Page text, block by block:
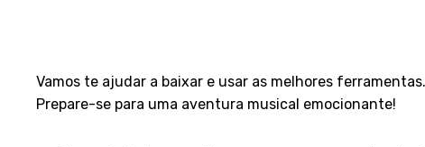
Vamos te ajudar a baixar e usar as melhores ferramentas.
Prepare-se para uma aventura musical emocionante!